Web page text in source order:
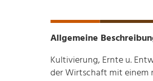
Allgemeine
Kultivierung, Ernte u.
der Wirtschaft mit einem